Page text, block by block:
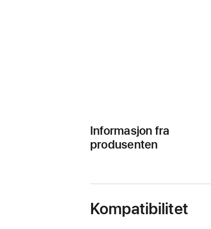
Informasjon fra
produsenten
Kompatibilitet